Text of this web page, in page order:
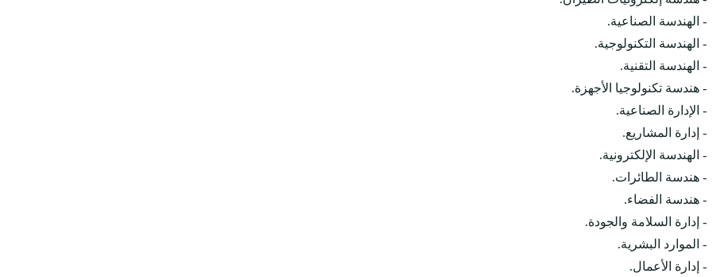
- الهندسة الصناعية.
- الهندسة التكنولوجية.
- الهندسة التقنية.
- هندسة تكنولوجيا الأجهزة.
- الإدارة الصناعية.
- إدارة المشاريع.
- الهندسة الإلكترونية.
- هندسة الطائرات.
- هندسة الفضاء.
- إدارة السلامة والجودة.
- الموارد البشرية.
- إدارة الأعمال.